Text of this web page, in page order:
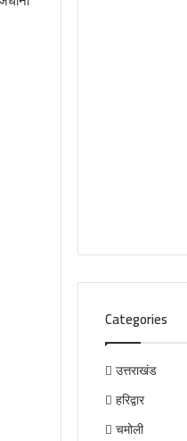
Categories
उत्तराखंड
हरिद्वार
चमोली